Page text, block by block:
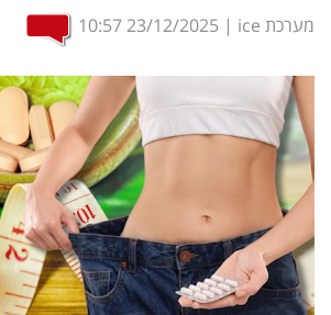
משפט
מדדים
ומחקרים
דעות
רכילות
עסקית
קריפטו
מערכת ice |
23/12/2025
10:57